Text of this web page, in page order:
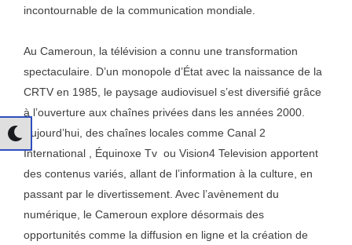
incontournable de la communication mondiale.
Au Cameroun, la télévision a connu une transformation
spectaculaire. D’un monopole d’État avec la naissance de la
CRTV en 1985, le paysage audiovisuel s’est diversifié grâce
à l’ouverture aux chaînes privées dans les années 2000.
Aujourd’hui, des chaînes locales comme Canal 2
International , Équinoxe Tv ou Vision4 Television apportent
des contenus variés, allant de l’information à la culture, en
passant par le divertissement. Avec l’avènement du
numérique, le Cameroun explore désormais des
opportunités comme la diffusion en ligne et la création de